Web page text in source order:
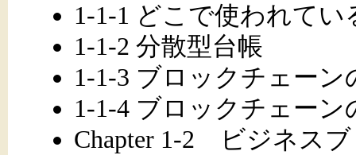
1-1-1 どこで使われてい
1-1-2 分散型台帳
1-1-3 ブロックチェーン
1-1-4 ブロックチェーン
Chapter 1-2 ビジネス